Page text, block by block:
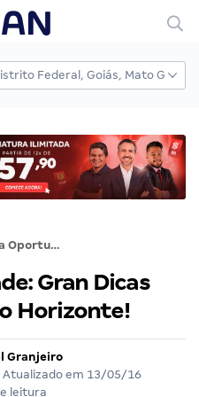
Mega Oportunidade: Gran Dicas Presencial em Belo Horizonte!
Gran Dicas
Horizonte!
Granjeiro
Atualizado em 13/05/16
leitura